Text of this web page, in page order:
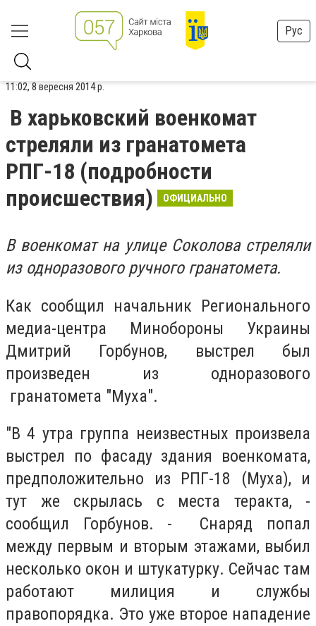
Рус
11:02, 8 вересня 2014 р.
В харьковский военкомат
стреляли из гранатомета
РПГ-18 (подробности
происшествия)
ОФИЦИАЛЬНО
В военкомат на улице Соколова стреляли
из одноразового ручного гранатомета.
Как сообщил начальник Регионального
медиа-центра Минобороны Украины
Дмитрий Горбунов, выстрел был
произведен из одноразового
гранатомета "Муха".
"В 4 утра группа неизвестных произвела
выстрел по фасаду здания военкомата,
предположительно из РПГ-18 (Муха), и
тут же скрылась с места теракта, -
сообщил Горбунов. - Снаряд попал
между первым и вторым этажами, выбил
несколько окон и штукатурку. Сейчас там
работают милиция и службы
правопорядка. Это уже второе нападение